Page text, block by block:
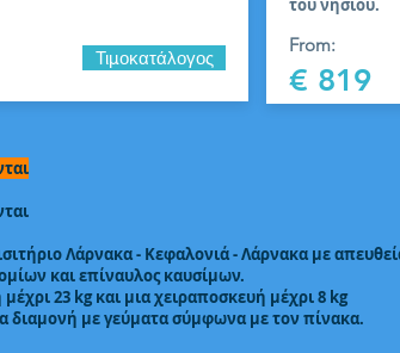
Τιμοκατάλογος
του νησιού.
From:
€ 819
Λάρνακα - Κεφαλονιά - Λάρνακα με
και επίναυλος καυσίμων.
23 kg και μια χειραποσκευή μέχρι 8 kg
διαμονή με γεύματα σύμφωνα με τον πίνακα.